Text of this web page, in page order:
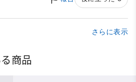
さらに表示
商品